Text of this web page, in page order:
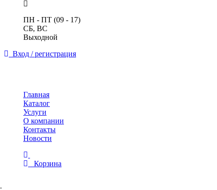
ПН - ПТ (09 - 17)
СБ, ВС
Выходной
Вход / регистрация
Главная
Каталог
Услуги
О компании
Контакты
Новости
Корзина